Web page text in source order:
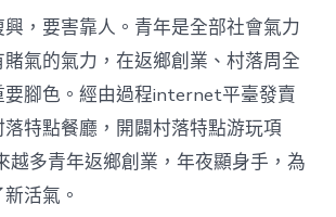
落
財
產
復
興
注
進
人
，要害靠人。青年是全部社會氣力
氣的氣力，在返鄉創業、村落周全
要腳色。經由過程internet平臺發賣
特點餐廳，開闢村落特點游玩項
越多青年返鄉創業，年夜顯身手，為
活氣。